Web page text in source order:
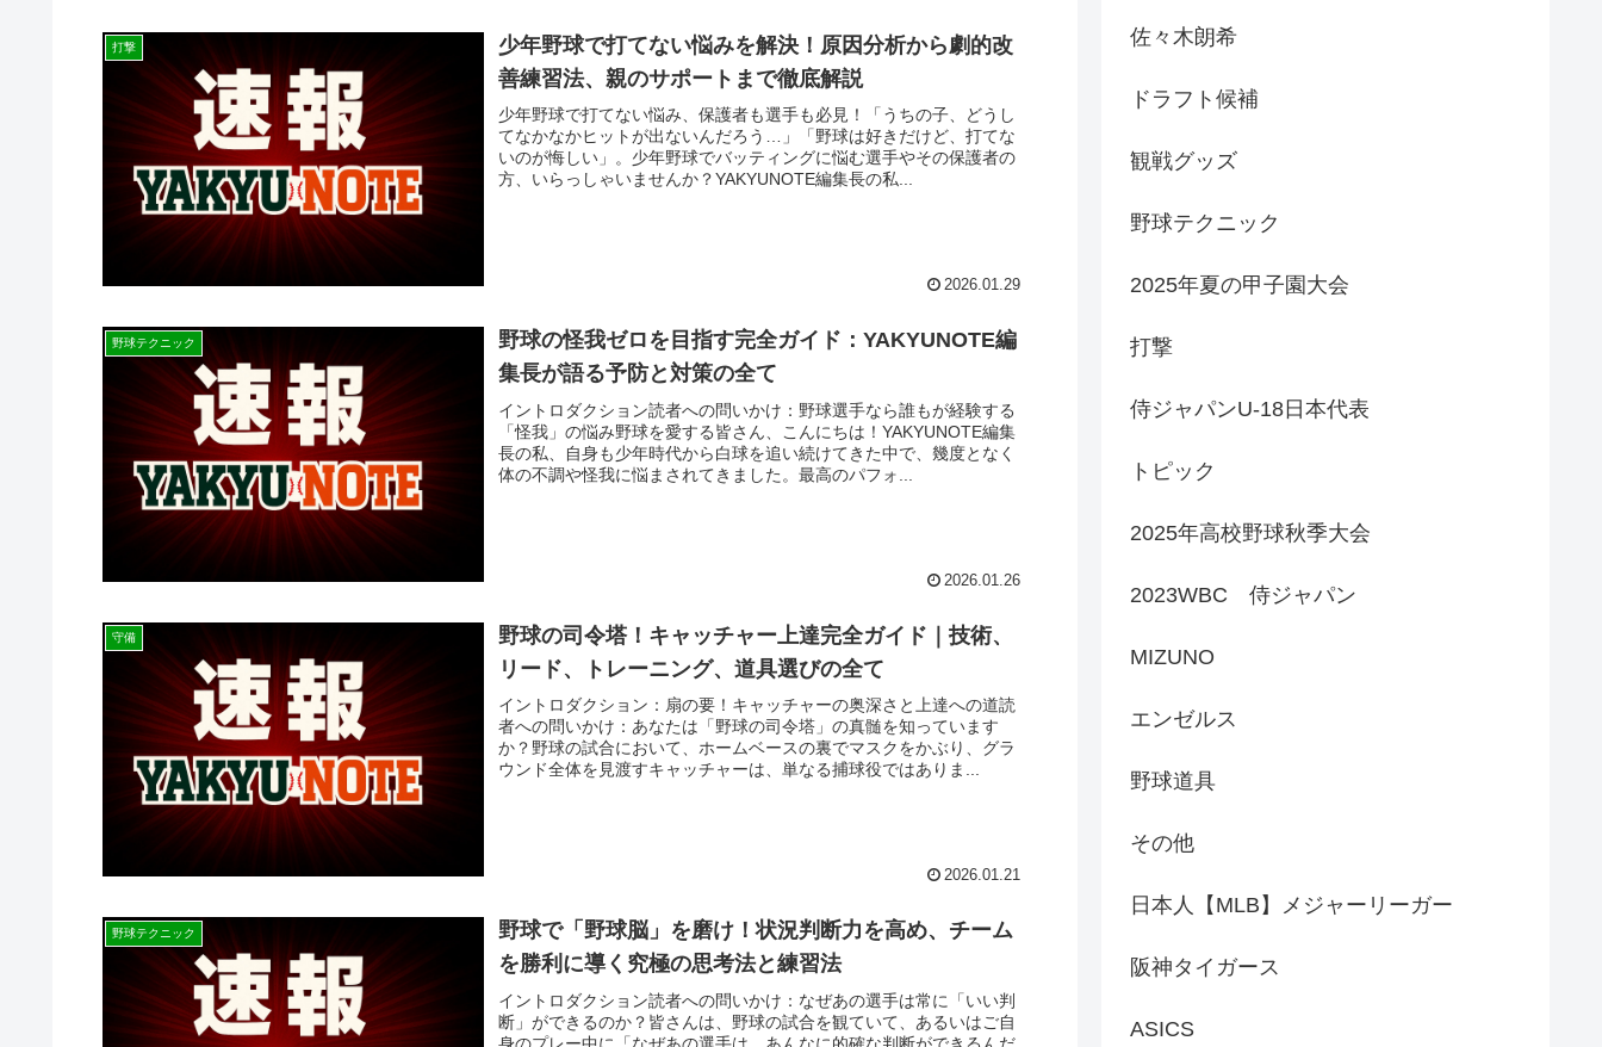
打撃
少年野球で打てない悩みを解決！原因分析から劇的改
善練習法、親のサポートまで徹底解説
少年野球で打てない悩み、保護者も選手も必見！「うちの子、どうし
てなかなかヒットが出ないんだろう…」「野球は好きだけど、打てな
いのが悔しい」。少年野球でバッティングに悩む選手やその保護者の
方、いらっしゃいませんか？YAKYUNOTE編集長の私...
2026.01.29
野球テクニック
野球の怪我ゼロを目指す完全ガイド：YAKYUNOTE編
集長が語る予防と対策の全て
イントロダクション読者への問いかけ：野球選手なら誰もが経験する
「怪我」の悩み野球を愛する皆さん、こんにちは！YAKYUNOTE編集
長の私、自身も少年時代から白球を追い続けてきた中で、幾度となく
体の不調や怪我に悩まされてきました。最高のパフォ...
2026.01.26
守備
野球の司令塔！キャッチャー上達完全ガイド｜技術、
リード、トレーニング、道具選びの全て
イントロダクション：扇の要！キャッチャーの奥深さと上達への道読
者への問いかけ：あなたは「野球の司令塔」の真髄を知っています
か？野球の試合において、ホームベースの裏でマスクをかぶり、グラ
ウンド全体を見渡すキャッチャーは、単なる捕球役ではありま...
2026.01.21
野球テクニック
野球で「野球脳」を磨け！状況判断力を高め、チーム
を勝利に導く究極の思考法と練習法
イントロダクション読者への問いかけ：なぜあの選手は常に「いい判
断」ができるのか？皆さんは、野球の試合を観ていて、あるいはご自
身のプレー中に「なぜあの選手は、あんなに的確な判断ができるんだ
佐々木朗希
ドラフト候補
観戦グッズ
野球テクニック
2025年夏の甲子園大会
打撃
侍ジャパンU-18日本代表
トピック
2025年高校野球秋季大会
2023WBC 侍ジャパン
MIZUNO
エンゼルス
野球道具
その他
日本人【MLB】メジャーリーガー
阪神タイガース
ASICS